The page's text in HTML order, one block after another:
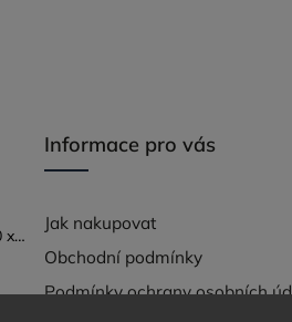
RedStop bentonitová páska 20 x 25
Informace pro vás
Jak nakupovat
Obchodní podmínky
Podmínky ochrany osobních